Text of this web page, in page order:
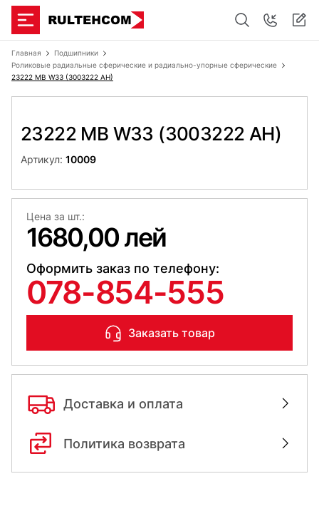
Главная
Подшипники
Роликовые радиальные сферические и радиально-упорные сферические
23222 MB W33 (3003222 AH)
23222 MB W33 (3003222 AH)
Артикул: 10009
Цена за шт.:
1680,00 лей
Оформить заказ по телефону:
078-854-555
Заказать товар
Доставка и оплата
Политика возврата